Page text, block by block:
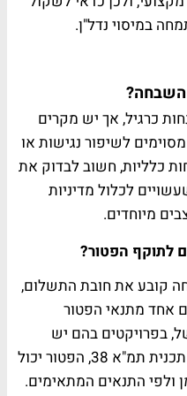
במיסוי נדל"ן​.
השבחה?
כרגיל, אך יש מקרים
לשיפור נגישות או
כלליות, חשוב לבדוק את
לכלול מדיניות
מיוחדים.
לתוקף הפטור?
קובע את חובת התשלום,
אחד מתנאי הפטור
בפרויקטים בהם יש
אפשרות לפטור בעקבות אישור תכנית תמ"א 38, הפטור יכול
התנאים המתאימים.